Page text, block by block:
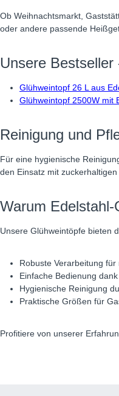
Ob Weihnachtsmarkt,
oder andere passende
Unsere
Glühweintopf 26 L aus
Glühweintopf 2500W mit
Reinigung und
Für eine hygienische
den Einsatz mit
Warum
Unsere Glühweintöpfe bieten
Robuste Verarbeitung
Einfache Bedienung
Hygienische Reinigung
Praktische Größen für
Profitiere von unserer